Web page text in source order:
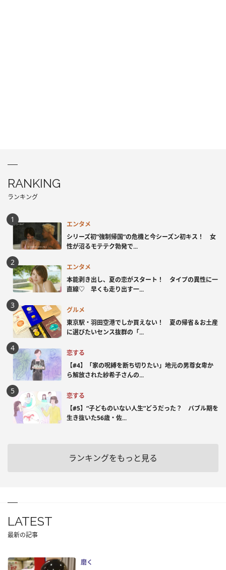
RANKING
ランキング
エンタメ
シリーズ初“強制帰国”の危機と今シーズン初キス！ 女
性が沼るモテテク勃発で...
エンタメ
本能剥き出し、夏の恋がスタート！ タイプの異性に一
直線♡ 早くも走り出す一...
グルメ
東京駅・羽田空港でしか買えない！ 夏の帰省＆お土産
に選びたいセンス抜群の「...
恋する
【#4】「家の呪縛を断ち切りたい」地元の男尊女卑か
ら解放された紗希子さんの...
恋する
【#5】“子どものいない人生”どうだった？ バブル期を
生き抜いた56歳・佐...
ランキングをもっと見る
LATEST
最新の記事
磨く